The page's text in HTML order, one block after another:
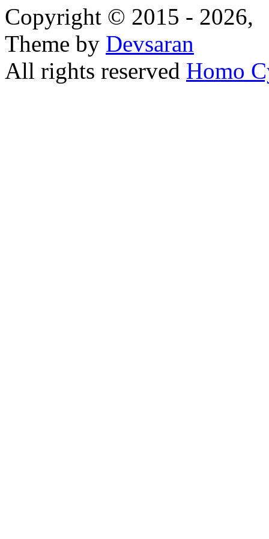
Copyright © 2015 - 2026,
Theme by Devsaran
All rights reserved Homo